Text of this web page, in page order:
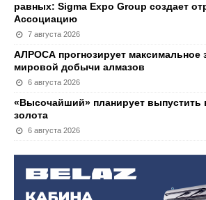
равных: Sigma Expo Group создает
Ассоциацию
7 августа 2026
АЛРОСА прогнозирует максимальное
мировой добычи алмазов
6 августа 2026
«Высочайший» планирует выпустить
золота
6 августа 2026